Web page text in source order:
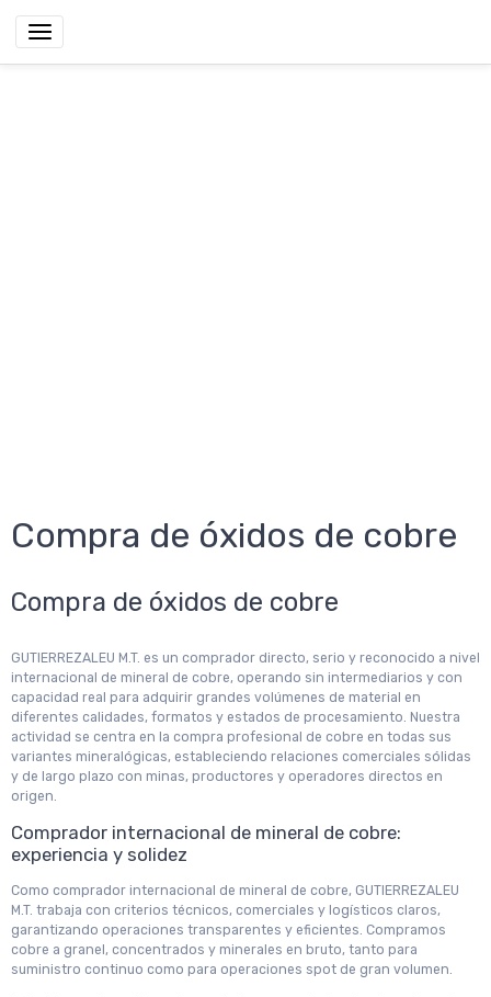
Compra de óxidos de cobre
Compra de óxidos de cobre
GUTIERREZALEU M.T. es un comprador directo, serio y reconocido a nivel
internacional de mineral de cobre, operando sin intermediarios y con
capacidad real para adquirir grandes volúmenes de material en
diferentes calidades, formatos y estados de procesamiento. Nuestra
actividad se centra en la compra profesional de cobre en todas sus
variantes mineralógicas, estableciendo relaciones comerciales sólidas
y de largo plazo con minas, productores y operadores directos en
origen.
Comprador internacional de mineral de cobre:
experiencia y solidez
Como comprador internacional de mineral de cobre, GUTIERREZALEU
M.T. trabaja con criterios técnicos, comerciales y logísticos claros,
garantizando operaciones transparentes y eficientes. Compramos
cobre a granel, concentrados y minerales en bruto, tanto para
suministro continuo como para operaciones spot de gran volumen.